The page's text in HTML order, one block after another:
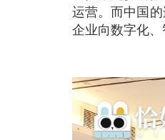
运营。而中国
企业向数字化、